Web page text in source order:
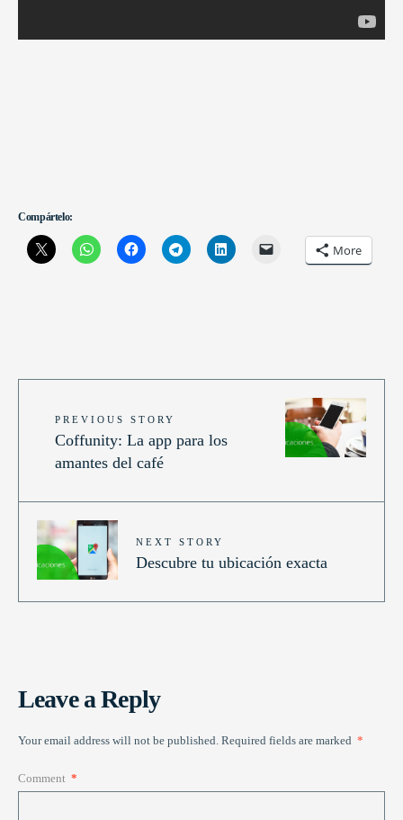
Compártelo:
More
PREVIOUS STORY
Coffunity: La app para los
amantes del café
NEXT STORY
Descubre tu ubicación exacta
Leave a Reply
Your email address will not be published. Required fields are marked *
Comment *